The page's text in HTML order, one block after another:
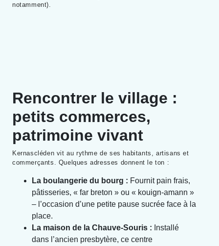
notamment).
Rencontrer le village :
petits commerces,
patrimoine vivant
Kernascléden vit au rythme de ses habitants, artisans et
commerçants. Quelques adresses donnent le ton :
La boulangerie du bourg : Fournit pain frais,
pâtisseries, « far breton » ou « kouign-amann »
– l’occasion d’une petite pause sucrée face à la
place.
La maison de la Chauve-Souris : Installé
dans l’ancien presbytère, ce centre